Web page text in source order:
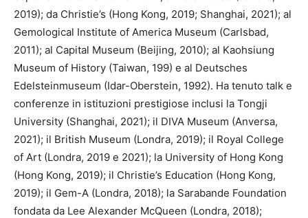
2019); da Christie’s (Hong Kong, 2019; Shanghai, 2021); al
Gemological Institute of America Museum (Carlsbad,
2011); al Capital Museum (Beijing, 2010); al Kaohsiung
Museum of History (Taiwan, 199) e al Deutsches
Edelsteinmuseum (Idar-Oberstein, 1992). Ha tenuto talk e
conferenze in istituzioni prestigiose inclusi la Tongji
University (Shanghai, 2021); il DIVA Museum (Anversa,
2021); il British Museum (Londra, 2019); il Royal College
of Art (Londra, 2019 e 2021); la University of Hong Kong
(Hong Kong, 2019); il Christie’s Education (Hong Kong,
2019); il Gem-A (Londra, 2018); la Sarabande Foundation
fondata da Lee Alexander McQueen (Londra, 2018);